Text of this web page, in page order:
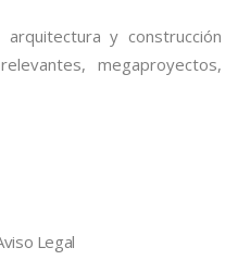
y construcción
megaproyectos,
Legal